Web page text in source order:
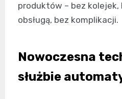
produktów – bez
obsługą, bez komplikacji.
Nowoczesna
służbie